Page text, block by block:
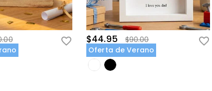
$44.95
$90.00
Oferta de Verano